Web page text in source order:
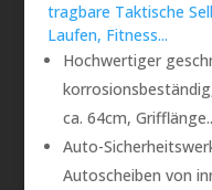
tragbare Taktische
Laufen, Fitness...
Hochwertiger
ca. 64cm,
Auto-
Autoscheiben von